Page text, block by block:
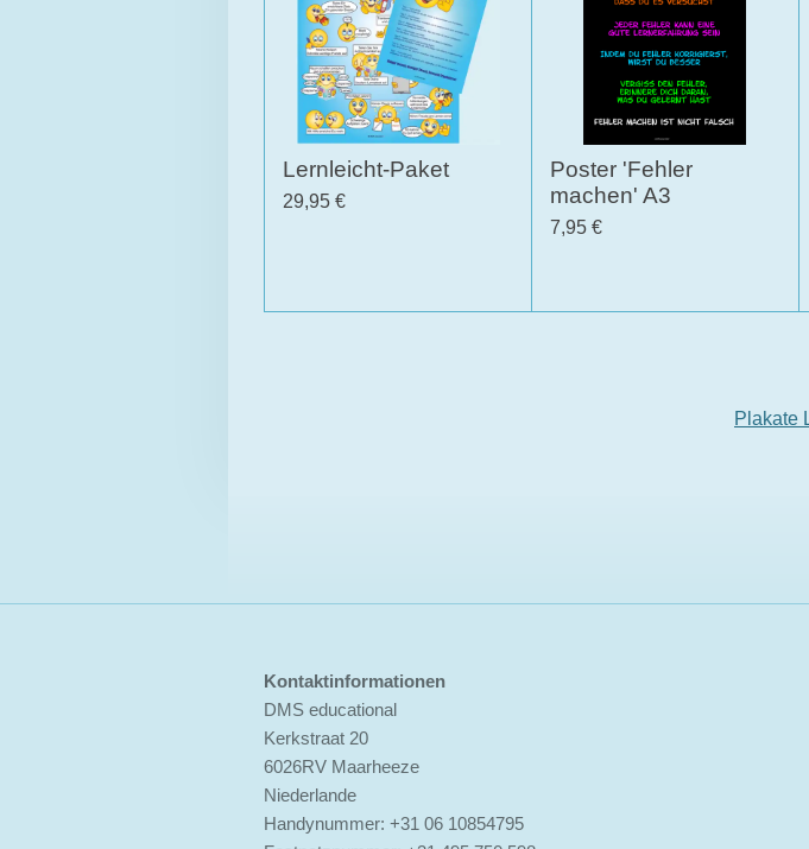
Lernleicht-Paket
29,95 €
Poster 'Fehler
machen' A3
7,95 €
Plakate
Kontaktinformationen
DMS educational
Kerkstraat 20
6026RV Maarheeze
Niederlande
Handynummer: +31 06 10854795